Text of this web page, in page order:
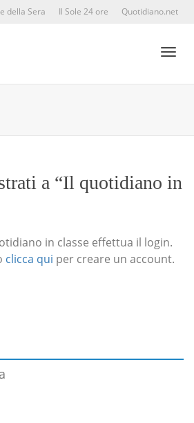
della Sera Il Sole 24 ore Quotidiano.net
a “Il quotidiano in
in classe effettua il login.
clicca qui per creare un account.